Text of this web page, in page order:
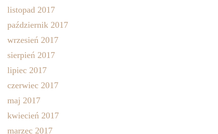
listopad 2017
październik 2017
wrzesień 2017
sierpień 2017
lipiec 2017
czerwiec 2017
maj 2017
kwiecień 2017
marzec 2017